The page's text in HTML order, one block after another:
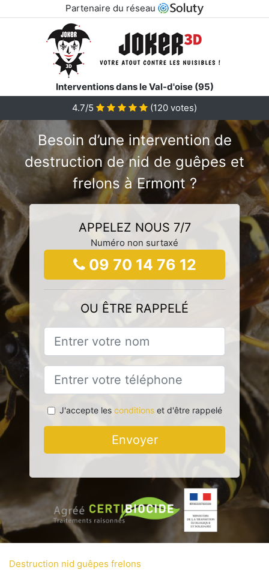
Partenaire du réseau
Interventions dans le Val-d'oise (95)
4.7/5
(120 votes)
Besoin d’une intervention de
destruction de nid de guêpes et
frelons à Ermont ?
APPELEZ NOUS 7/7
Numéro non surtaxé
09 70 14 76 12
OU ÊTRE RAPPELÉ
J'accepte les conditionset d'être rappelé
Envoyer
Destruction nid guêpes frelons